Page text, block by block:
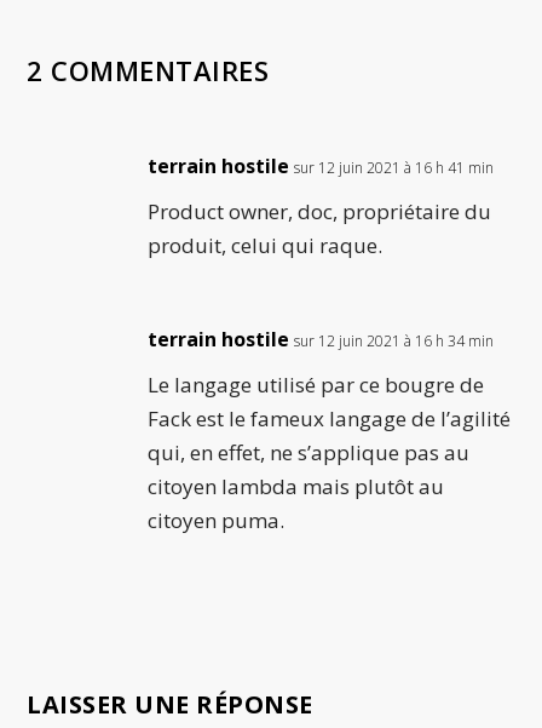
2 COMMENTAIRES
terrain hostile sur 12 juin 2021 à 16 h 41 min
Product owner, doc, propriétaire du
produit, celui qui raque.
terrain hostile sur 12 juin 2021 à 16 h 34 min
Le langage utilisé par ce bougre de
Fack est le fameux langage de l’agilité
qui, en effet, ne s’applique pas au
citoyen lambda mais plutôt au
citoyen puma.
LAISSER UNE RÉPONSE